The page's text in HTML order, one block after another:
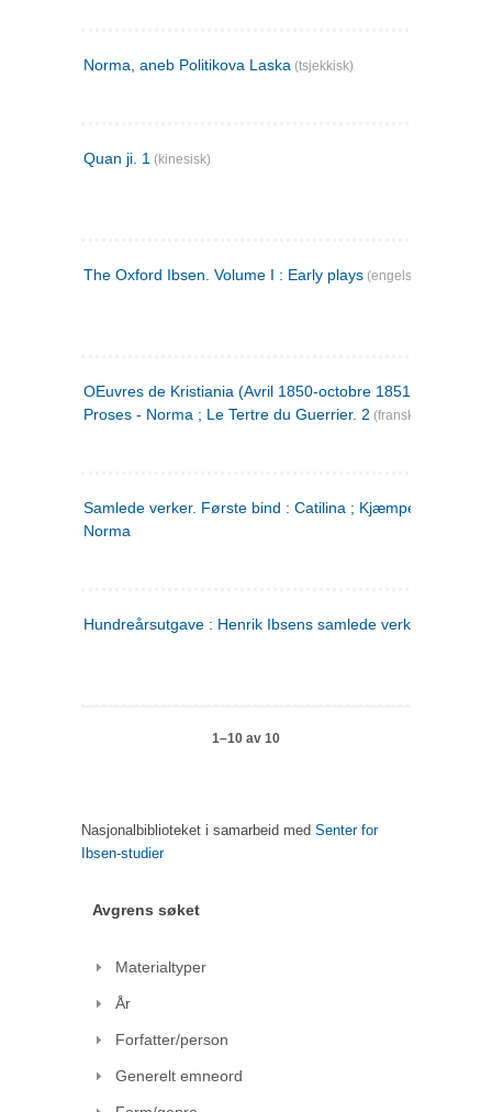
Norma, aneb Politikova Laska (tsjekkisk)
Quan ji. 1 (kinesisk)
The Oxford Ibsen. Volume I : Early plays (engelsk)
OEuvres de Kristiania (Avril 1850-octobre 1851) : Poèmes
Proses - Norma ; Le Tertre du Guerrier. 2 (fransk)
Samlede verker. Første bind : Catilina ; Kjæmpehøien ;
Norma
Hundreårsutgave : Henrik Ibsens samlede verker. 1
1–10 av 10
Nasjonalbiblioteket i samarbeid med Senter for
Ibsen-studier
Avgrens søket
Materialtyper
År
Forfatter/person
Generelt emneord